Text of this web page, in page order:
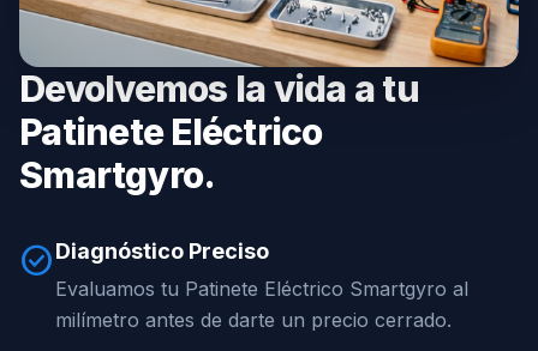
Devolvemos la vida a tu
Patinete Eléctrico
Smartgyro.
check_circleDiagnóstico Preciso
Evaluamos tu Patinete Eléctrico Smartgyro al
milímetro antes de darte un precio cerrado.